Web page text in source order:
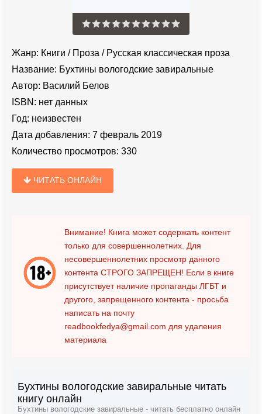
Жанр: Книги / Проза / Русская классическая проза
Название: Бухтины вологодские завиральные
Автор: Василий Белов
ISBN: нет данных
Год: неизвестен
Дата добавления: 7 февраль 2019
Количество просмотров: 330
ЧИТАТЬ ОНЛАЙН
Внимание! Книга может содержать контент
только для совершеннолетних. Для
несовершеннолетних просмотр данного
контента СТРОГО ЗАПРЕЩЕН! Если в книге
присутствует наличие пропаганды ЛГБТ и
другого, запрещенного контента - просьба
написать на почту
readbookfedya@gmail.com для удаления
материала
Бухтины вологодские завиральные читать
книгу онлайн
Бухтины вологодские завиральные - читать бесплатно онлайн